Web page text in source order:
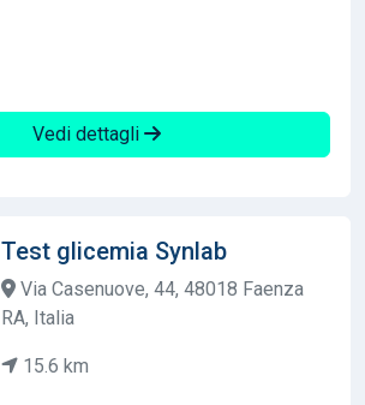
Vedi dettagli
Test glicemia Synlab
Via Casenuove, 44, 48018 Faenza
RA, Italia
15.6 km